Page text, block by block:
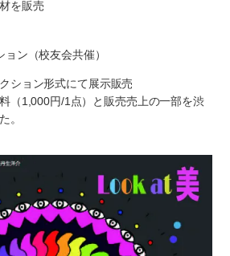
を販売
ン（校友会共催）
ション形式にて展示販売
（1,000円/1点）と販売売上の一部を渋
。